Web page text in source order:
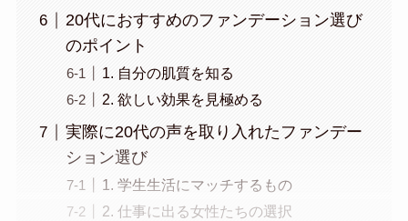
20代におすすめのファンデーション選び
のポイント
1. 自分の肌質を知る
2. 欲しい効果を見極める
実際に20代の声を取り入れたファンデー
ション選び
1. 学生生活にマッチするもの
2. 仕事に出る女性たちの選択